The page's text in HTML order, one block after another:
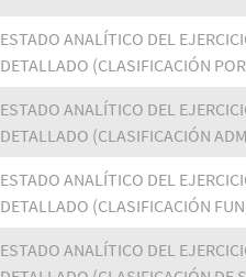
ESTADO ANALÍTICO DEL
DETALLADO (CLASIFICACIÓN
ESTADO ANALÍTICO DEL
DETALLADO (CLASIFICACIÓN
ESTADO ANALÍTICO DEL
DETALLADO (CLASIFICACIÓN
ESTADO ANALÍTICO DEL